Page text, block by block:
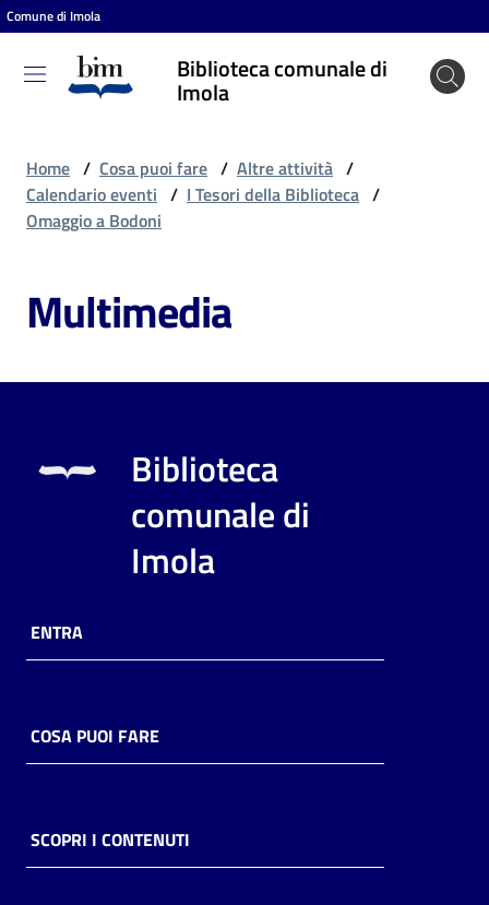
Vai al contenuto
Vai alla navigazione
Vai al footer
Comune di Imola
Biblioteca comunale di
Imola
Biblioteca
comunale
Cosa
fare
Scopri
online
Piani
Home / Cosa puoi fare / Altre attività /
Calendario eventi / I Tesori della Biblioteca /
Omaggio a Bodoni
Multimedia
Biblioteca
comunale di
Imola
ENTRA
COSA PUOI FARE
SCOPRI I CONTENUTI